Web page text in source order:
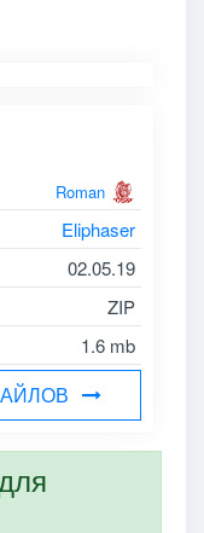
Roman
Eliphaser
02.05.19
ZIP
1.6 mb